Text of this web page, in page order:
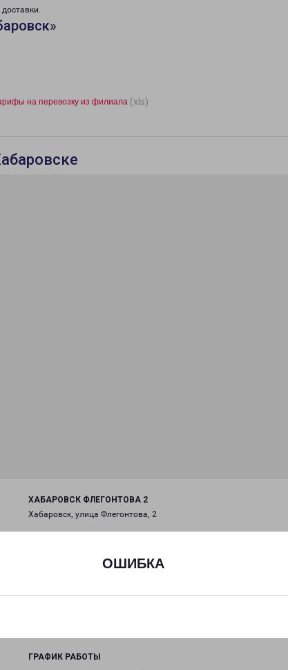
ОШИБКА
на перевозку из филиала (xls)
ХАБАРОВСК ФЛЕГОНТОВА 2
Хабаровск, улица Флегонтова, 2
ГРАФИК РАБОТЫ